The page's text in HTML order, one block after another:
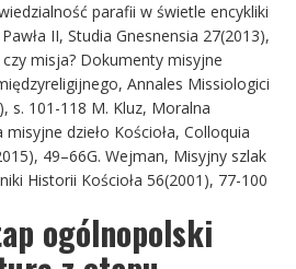
parafii w świetle encykliki
II, Studia Gnesnensia 27(2013),
misja? Dokumenty misyjne
Annales Missiologici
s. 101-118 M. Kluz, Moralna
dzieło Kościoła, Colloquia
49–66G. Wejman, Misyjny szlak
Historii Kościoła 56(2001), 77-100
ogólnopolski